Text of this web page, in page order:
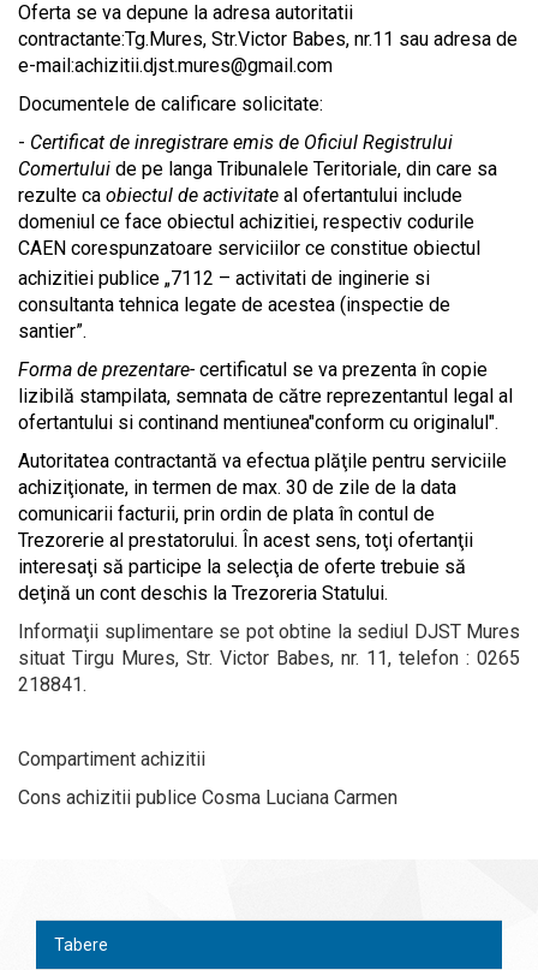
Oferta se va depune la adresa autoritatii
contractante:Tg.Mures, Str.Victor Babes, nr.11 sau adresa de
e-mail:achizitii.djst.mures@gmail.com
Documentele de calificare solicitate:
- Certificat de inregistrare emis de Oficiul Registrului
Comertului de pe langa Tribunalele Teritoriale, din care sa
rezulte ca obiectul de activitate al ofertantului include
domeniul ce face obiectul achizitiei, respectiv codurile
CAEN corespunzatoare serviciilor ce constitue obiectul
achizitiei publice „7112 – activitati de inginerie si
consultanta tehnica legate de acestea (inspectie de
santier”.
Forma de prezentare- certificatul se va prezenta în copie
lizibilă stampilata, semnata de către reprezentantul legal al
ofertantului si continand mentiunea"conform cu originalul".
Autoritatea contractantă va efectua plăţile pentru serviciile
achiziţionate, in termen de max. 30 de zile de la data
comunicarii facturii, prin ordin de plata în contul de
Trezorerie al prestatorului. În acest sens, toţi ofertanţii
interesaţi să participe la selecţia de oferte trebuie să
deţină un cont deschis la Trezoreria Statului.
Informaţii suplimentare se pot obtine la sediul DJST Mures
situat Tirgu Mures, Str. Victor Babes, nr. 11, telefon : 0265
218841.
Compartiment achizitii
Cons achizitii publice Cosma Luciana Carmen
Tabere